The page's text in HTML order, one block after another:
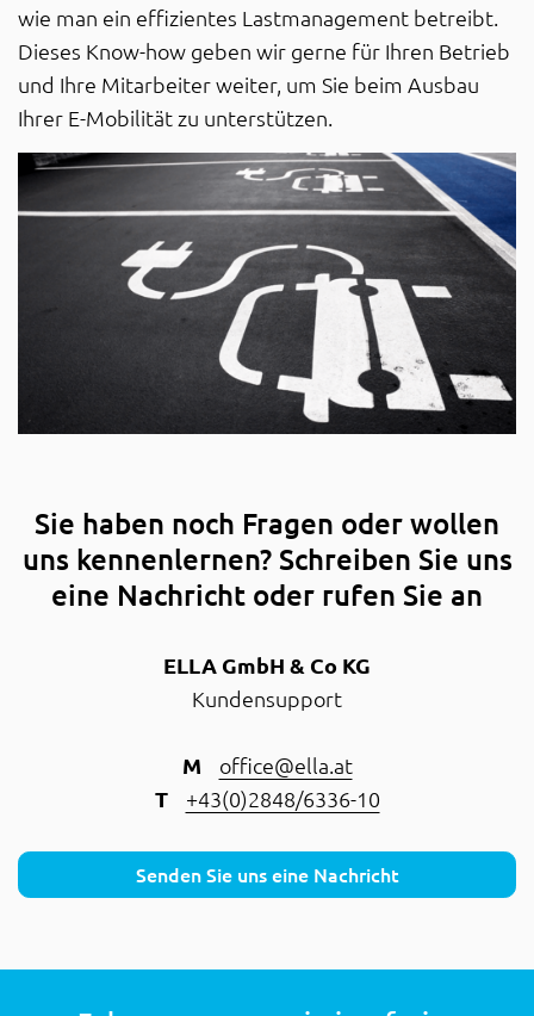
wie man ein effizientes Lastmanagement betreibt.
Dieses Know-how geben wir gerne für Ihren Betrieb
und Ihre Mitarbeiter weiter, um Sie beim Ausbau
Ihrer E-Mobilität zu unterstützen.
Sie haben noch Fragen oder wollen
uns kennenlernen? Schreiben Sie uns
eine Nachricht oder rufen Sie an
ELLA GmbH & Co KG
Kundensupport
M
office@ella.at
T
+43(0)2848/6336-10
Senden Sie uns eine Nachricht